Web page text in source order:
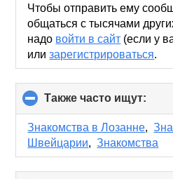
Чтобы отправить ему
общаться с тысячами
надо войти в сайт (если у
илизарегистрироваться.
Также часто ищут:
to
Знакомства в Лозанне,
Швейцарии,Знакомства